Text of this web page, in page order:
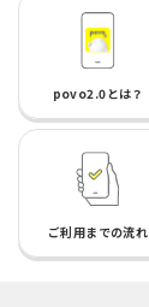
povo2.0とは？
ご利用までの流れ